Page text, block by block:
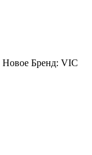
Новое Бренд: VIC